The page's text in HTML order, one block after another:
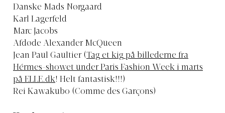
Danske Mads Nørgaard
Karl Lagerfeld
Marc Jacobs
Afdøde Alexander McQueen
Jean Paul Gaultier (Tag et kig på billederne fra
Hérmes-showet under Paris Fashion Week i marts
på ELLE.dk! Helt fantastisk!!!)
Rei Kawakubo (Comme des Garçons)